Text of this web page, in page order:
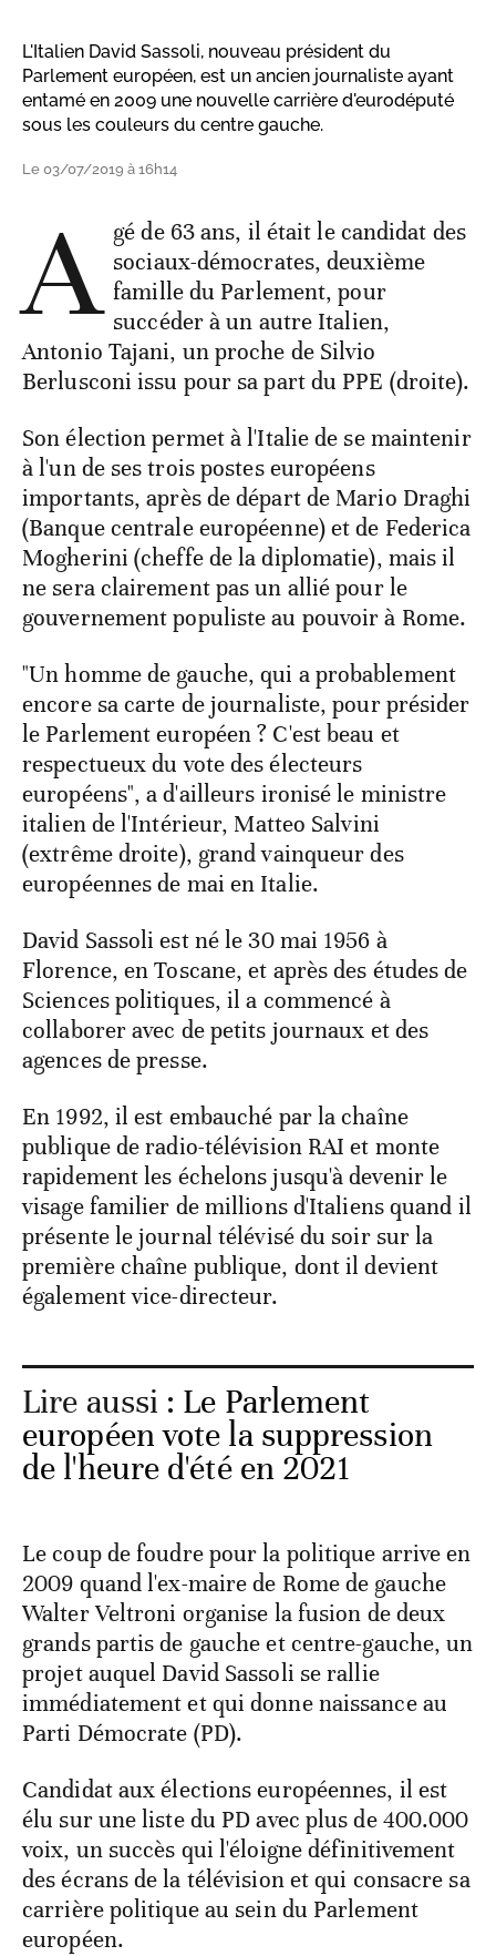
L'Italien David Sassoli, nouveau président du
Parlement européen, est un ancien journaliste ayant
entamé en 2009 une nouvelle carrière d'eurodéputé
sous les couleurs du centre gauche.
Le 03/07/2019 à 16h14
A gé de 63 ans, il était le candidat des
sociaux-démocrates, deuxième
famille du Parlement, pour
succéder à un autre Italien,
Antonio Tajani, un proche de Silvio
Berlusconi issu pour sa part du PPE (droite).
Son élection permet à l'Italie de se maintenir
à l'un de ses trois postes européens
importants, après de départ de Mario Draghi
(Banque centrale européenne) et de Federica
Mogherini (cheffe de la diplomatie), mais il
ne sera clairement pas un allié pour le
gouvernement populiste au pouvoir à Rome.
"Un homme de gauche, qui a probablement
encore sa carte de journaliste, pour présider
le Parlement européen ? C'est beau et
respectueux du vote des électeurs
européens", a d'ailleurs ironisé le ministre
italien de l'Intérieur, Matteo Salvini
(extrême droite), grand vainqueur des
européennes de mai en Italie.
David Sassoli est né le 30 mai 1956 à
Florence, en Toscane, et après des études de
Sciences politiques, il a commencé à
collaborer avec de petits journaux et des
agences de presse.
En 1992, il est embauché par la chaîne
publique de radio-télévision RAI et monte
rapidement les échelons jusqu'à devenir le
visage familier de millions d'Italiens quand il
présente le journal télévisé du soir sur la
première chaîne publique, dont il devient
également vice-directeur.
Lire aussi : Le Parlement
européen vote la suppression
de l'heure d'été en 2021
Le coup de foudre pour la politique arrive en
2009 quand l'ex-maire de Rome de gauche
Walter Veltroni organise la fusion de deux
grands partis de gauche et centre-gauche, un
projet auquel David Sassoli se rallie
immédiatement et qui donne naissance au
Parti Démocrate (PD).
Candidat aux élections européennes, il est
élu sur une liste du PD avec plus de 400.000
voix, un succès qui l'éloigne définitivement
des écrans de la télévision et qui consacre sa
carrière politique au sein du Parlement
européen.